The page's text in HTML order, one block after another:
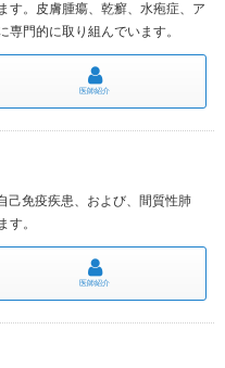
す。皮膚腫瘍、乾癬、水疱症、ア
専門的に取り組んでいます。
医師紹介
⼰免疫疾患、および、間質性肺
す。
医師紹介